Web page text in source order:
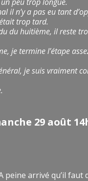
il n’y a pas eu tant
trop tard.
du huitième, il reste
je termine l’étape
je suis vraiment
29 août
peine arrivé qu’il